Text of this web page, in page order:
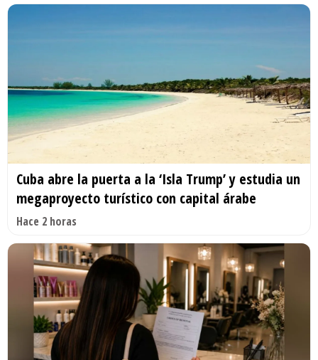
Cuba abre la puerta a la ‘Isla Trump’ y estudia un
megaproyecto turístico con capital árabe
Hace 2 horas